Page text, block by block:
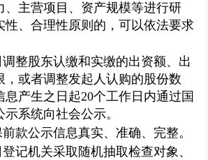
、主营项目、资产规模等进行研
性、合理性原则的，可以依法要求
整股东认缴和实缴的出资额、出
，或者调整发起人认购的股份数
产生之日起20个工作日内通过国
系统向社会公示。
款公示信息真实、准确、完整。
记机关采取随机抽取检查对象、